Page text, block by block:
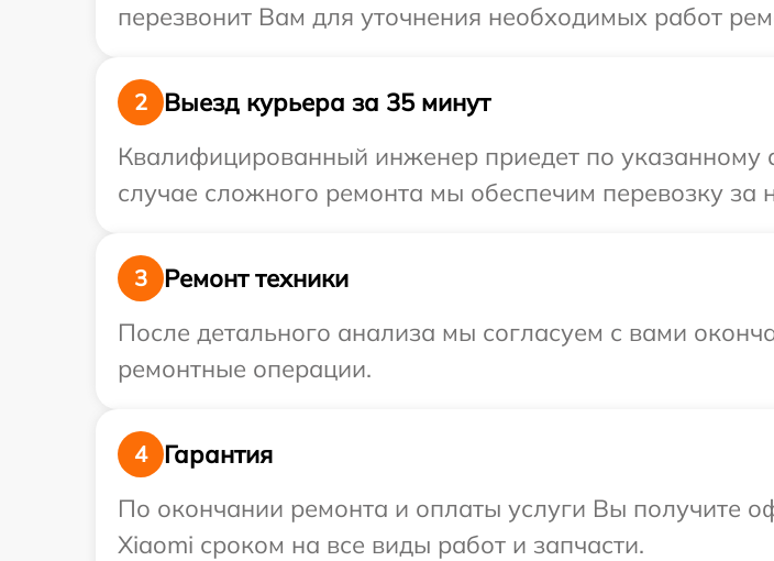
перезвонит Вам для уточнения необходимых работ
2
Выезд курьера за 35 минут
Квалифицированный инженер приедет по указанному
случае сложного ремонта мы обеспечим перевозку за
3
Ремонт техники
После детального анализа мы согласуем с вами
ремонтные операции.
4
Гарантия
По окончании ремонта и оплаты услуги Вы получите
Xiaomi сроком на все виды работ и запчасти.